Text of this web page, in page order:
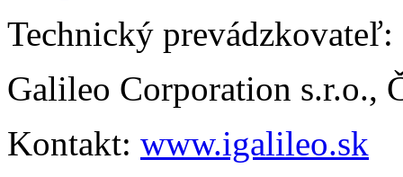
Technický prevádzkovateľ:
Galileo Corporation s.r.o.,
Kontakt: www.igalileo.sk